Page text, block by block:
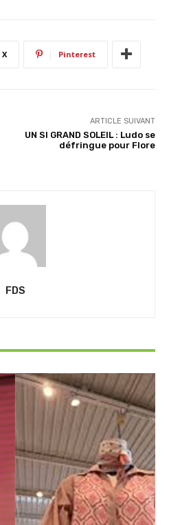
X Pinterest
ARTICLE SUIVANT
UN SI GRAND SOLEIL : Ludo se
défringue pour Flore
FDS